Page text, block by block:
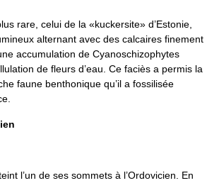
rare, celui de la «kuckersite» d’Estonie,
alternant avec des calcaires finement
accumulation de Cyanoschizophytes
de fleurs d’eau. Ce faciès a permis la
faune benthonique qu’il a fossilisée
l’un de ses sommets à l’Ordovicien. En